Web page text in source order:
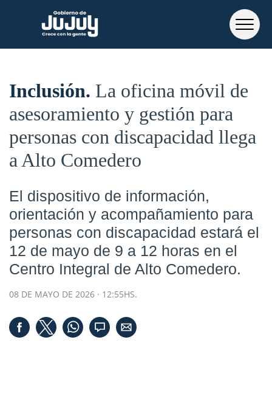
Inclusión La oficina móvil de
asesoramiento y gestión para
personas con discapacidad llega
a Alto Comedero
El dispositivo de información,
orientación y acompañamiento para
personas con discapacidad estará el
12 de mayo de 9 a 12 horas en el
Centro Integral de Alto Comedero.
08 DE MAYO DE 2026 · 12:55HS.